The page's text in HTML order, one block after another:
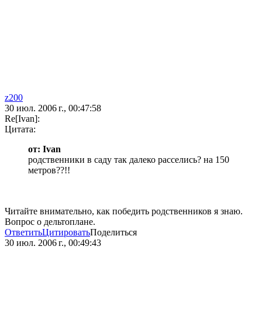
z200
30 июл. 2006 г., 00:47:58
Re[Ivan]:
Цитата:
от: Ivan
родственники в саду так далеко расселись? на 150
метров??!!
Читайте внимательно, как победить родственников я знаю.
Вопрос о дельтоплане.
ОтветитьЦитироватьПоделиться
30 июл. 2006 г., 00:49:43